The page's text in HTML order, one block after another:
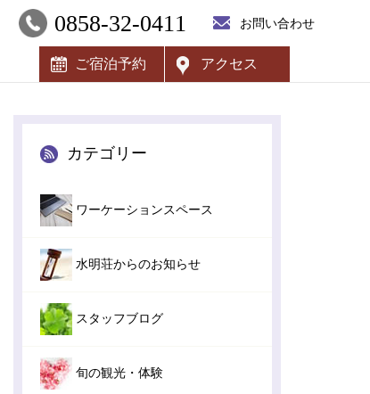
0858-32-0411 お問い合わせ
ご宿泊予約 アクセス
カテゴリー
ワーケーションスペース
水明荘からのお知らせ
スタッフブログ
旬の観光・体験